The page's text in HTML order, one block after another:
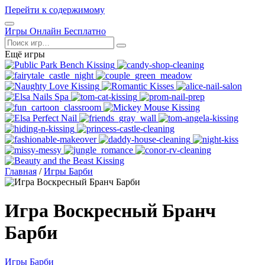
Перейти к содержимому
Открыть
меню
Игры Онлайн Бесплатно
Поиск
Ещё игры
Главная / Игры Барби
Игра Воскресный Бранч
Барби
Игры Барби